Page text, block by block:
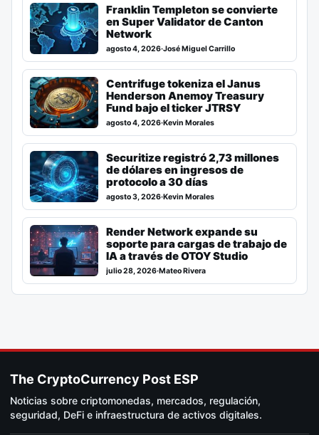
Franklin Templeton se convierte
en Super Validator de Canton
Network
agosto 4, 2026·José Miguel Carrillo
Centrifuge tokeniza el Janus
Henderson Anemoy Treasury
Fund bajo el ticker JTRSY
agosto 4, 2026·Kevin Morales
Securitize registró 2,73 millones
de dólares en ingresos de
protocolo a 30 días
agosto 3, 2026·Kevin Morales
Render Network expande su
soporte para cargas de trabajo de
IA a través de OTOY Studio
julio 28, 2026·Mateo Rivera
The CryptoCurrency Post ESP
Noticias sobre criptomonedas, mercados, regulación,
seguridad, DeFi e infraestructura de activos digitales.